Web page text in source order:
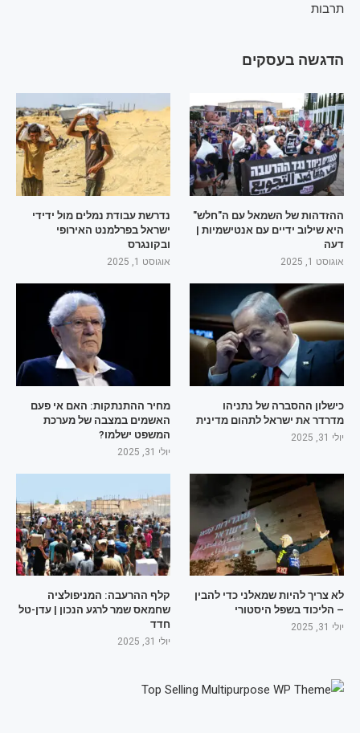
תרבות
הדגשה בעסקים
ההזדהות של השמאל עם ה"חלש"
היא שילוב ידיים עם אנטישמיות |
דעה
אוגוסט 1, 2025
נדרשת עבודת נמלים מול ידידי
ישראל בפרלמנט האירופי
ובקונגרס
אוגוסט 1, 2025
כישלון ההסברה של נתניהו
מדרדר את ישראל לתהום מדינית
יולי 31, 2025
מחיר ההתנתקות: האם אי פעם
האשמים במצבה של מערכת
המשפט ישלמו?
יולי 31, 2025
לא צריך להיות שמאלני כדי להבין
– הליכוד בשפל היסטורי
יולי 31, 2025
קלף ההרעבה: המניפולציה
שחמאס שמר לרגע הנכון | עדן-טל
חדד
יולי 31, 2025